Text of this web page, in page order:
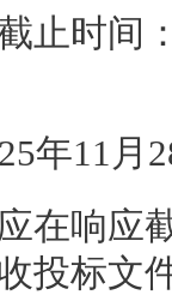
止时间
年11月
在响应
投标文